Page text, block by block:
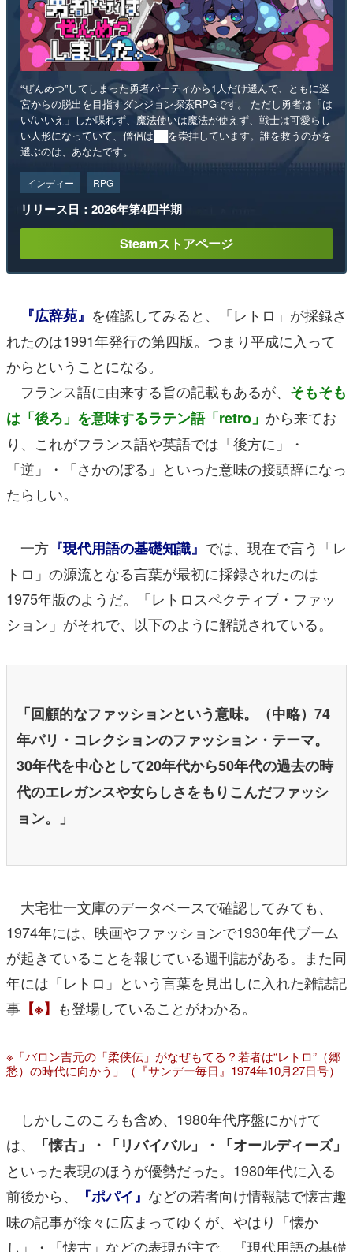
“ぜんめつ”してしまった勇者パーティから1人だけ選んで、ともに迷
宮からの脱出を目指すダンジョン探索RPGです。 ただし勇者は「は
い/いいえ」しか喋れず、魔法使いは魔法が使えず、戦士は可愛らし
い人形になっていて、僧侶は██を崇拝しています。誰を救うのかを
選ぶのは、あなたです。
インディー RPG
リリース日：2026年第4四半期
Steamストアページ
『広辞苑』 を確認してみると、「レトロ」が採録さ
れたのは1991年発行の第四版。つまり平成に入って
からということになる。
フランス語に由来する旨の記載もあるが、 そもそも
は「後ろ」を意味するラテン語「retro」 から来てお
り、これがフランス語や英語では「後方に」・
「逆」・「さかのぼる」といった意味の接頭辞になっ
たらしい。
一方 『現代用語の基礎知識』 では、現在で言う「レ
トロ」の源流となる言葉が最初に採録されたのは
1975年版のようだ。「レトロスペクティブ・ファッ
ション」がそれで、以下のように解説されている。
「回顧的なファッションという意味。（中略）74
年パリ・コレクションのファッション・テーマ。
30年代を中心として20年代から50年代の過去の時
代のエレガンスや女らしさをもりこんだファッシ
ョン。」
大宅壮一文庫のデータベースで確認してみても、
1974年には、映画やファッションで1930年代ブーム
が起きていることを報じている週刊誌がある。また同
年には「レトロ」という言葉を見出しに入れた雑誌記
事 【※】 も登場していることがわかる。
※「バロン吉元の「柔侠伝」がなぜもてる？若者は“レトロ”（郷
愁）の時代に向かう」（『サンデー毎日』1974年10月27日号）
しかしこのころも含め、1980年代序盤にかけて
は、
「懐古」・「リバイバル」・「オールディーズ」
といった表現のほうが優勢だった。1980年代に入る
前後から、
『ポパイ』 などの若者向け情報誌で懐古趣
味の記事が徐々に広まってゆくが、やはり「懐か
し」・「懐古」などの表現が主で、『現代用語の基礎